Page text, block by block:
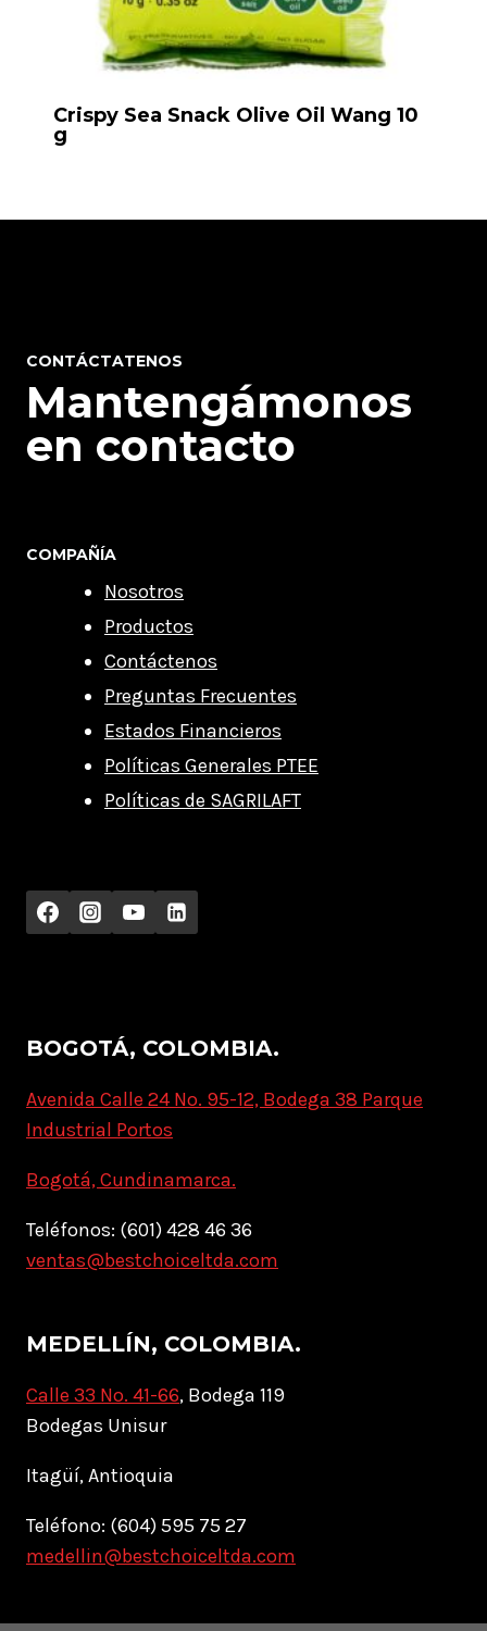
Crispy Sea Snack Olive Oil Wang 10
g
CONTÁCTATENOS
Mantengámonos
en contacto
COMPAÑÍA
Nosotros
Productos
Contáctenos
Preguntas Frecuentes
Estados Financieros
Políticas Generales PTEE
Políticas de SAGRILAFT
BOGOTÁ, COLOMBIA.
Avenida Calle 24 No. 95-12, Bodega 38 Parque
Industrial Portos
Bogotá, Cundinamarca.
Teléfonos: (601) 428 46 36
ventas@bestchoiceltda.com
MEDELLÍN, COLOMBIA.
Calle 33 No. 41-66, Bodega 119
Bodegas Unisur
Itagüí, Antioquia
Teléfono: (604) 595 75 27
medellin@bestchoiceltda.com